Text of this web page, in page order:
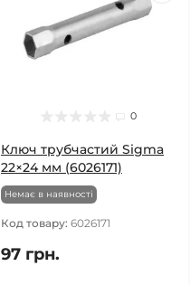
0
Ключ трубчастий Sigma
22×24 мм (6026171)
Немає в наявності
Код товару: 6026171
97 грн.